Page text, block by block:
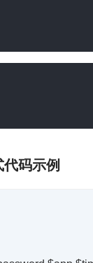
码示例